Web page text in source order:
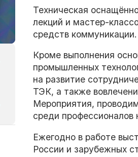
Техническая
лекций и мастер-
средств коммуникации.
Кроме выполнения
промышленных
на развитие
ТЭК, а также
Мероприятия,
среди профессионалов
Ежегодно в работе
России и зарубежных